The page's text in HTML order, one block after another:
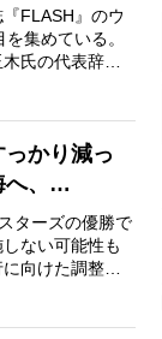
FLASH』のウ
集めている。
氏の代表辞任
っかり減っ
へ、…
ターズの優勝で
ない可能性も
向けた調整が